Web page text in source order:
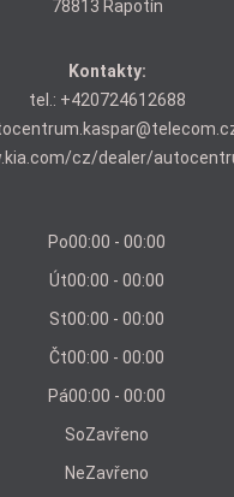
78813 Rapotín
Kontakty:
tel.: +420724612688
cz/dealer/
Po00:00 - 00:00
Út00:00 - 00:00
St00:00 - 00:00
Čt00:00 - 00:00
Pá00:00 - 00:00
SoZavřeno
NeZavřeno